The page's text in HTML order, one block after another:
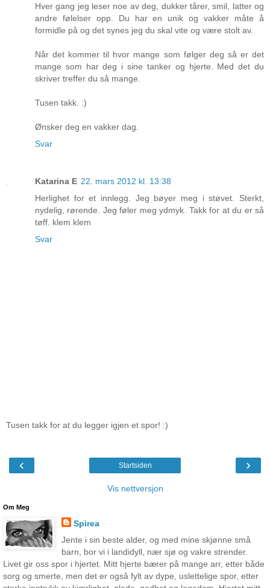
Hver gang jeg leser noe av deg, dukker tårer, smil, latter og
andre følelser opp. Du har en unik og vakker måte å
formidle på og det synes jeg du skal vite og være stolt av.
Når det kommer til hvor mange som følger deg så er det
mange som har deg i sine tanker og hjerte. Med det du
skriver treffer du så mange.
Tusen takk. :)
Ønsker deg en vakker dag.
Svar
Katarina E 22. mars 2012 kl. 13:38
Herlighet for et innlegg. Jeg bøyer meg i støvet. Sterkt,
nydelig, rørende. Jeg føler meg ydmyk. Takk for at du er så
tøff. klem klem
Svar
Tusen takk for at du legger igjen et spor! :)
‹ ›
Startsiden
Vis nettversjon
Om Meg
Spirea
Jente i sin beste alder, og med mine skjønne små
barn, bor vi i landidyll, nær sjø og vakre strender.
Livet gir oss spor i hjertet. Mitt hjerte bærer på mange arr, etter både
sorg og smerte, men det er også fylt av dype, uslettelige spor, etter